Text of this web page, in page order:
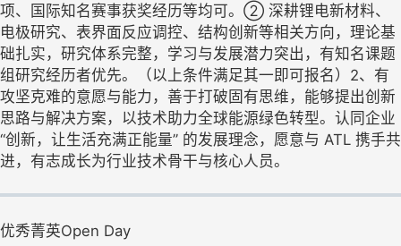
项、国际知名赛事获奖经历等均可。② 深耕锂电新材料、
电极研究、表界面反应调控、结构创新等相关方向，理论基
础扎实，研究体系完整，学习与发展潜力突出，有知名课题
组研究经历者优先。（以上条件满足其一即可报名）2、有
攻坚克难的意愿与能力，善于打破固有思维，能够提出创新
思路与解决方案，以技术助力全球能源绿色转型。认同企业
“创新，让生活充满正能量” 的发展理念，愿意与 ATL 携手共
进，有志成长为行业技术骨干与核心人员。
优秀菁英Open Day